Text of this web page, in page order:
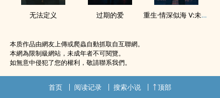
无法定义 过期的爱 重生·情深似海 V:未来之路
本质作品由網友上傳或爬蟲自動抓取自互聯網。
本網為限制級網站，未成年者不可閱覽。
如無意中侵犯了您的權利，敬請聯系我們。
首页 阅读记录 搜索小说 顶部